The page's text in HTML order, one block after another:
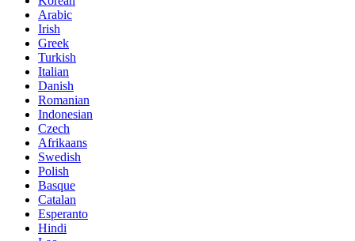
Arabic
Irish
Greek
Turkish
Italian
Danish
Romanian
Indonesian
Czech
Afrikaans
Swedish
Polish
Basque
Catalan
Esperanto
Hindi